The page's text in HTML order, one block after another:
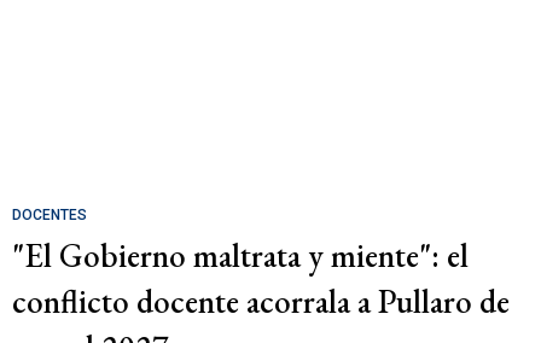
DOCENTES
"El Gobierno maltrata y miente": el
conflicto docente acorrala a Pullaro de